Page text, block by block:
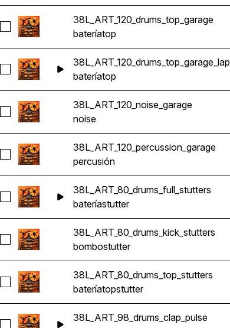
Seleccionar 38L_ART_120_drums_top_garage
38L_ART_120_drums_top_garage
bateríatop
Seleccionar 38L_ART_120_drums_top_garage_lap
38L_ART_120_drums_top_garage_lap
bateríatop
Seleccionar 38L_ART_120_noise_garage
38L_ART_120_noise_garage
noise
Seleccionar 38L_ART_120_percussion_garage
38L_ART_120_percussion_garage
percusión
Seleccionar 38L_ART_80_drums_full_stutters
38L_ART_80_drums_full_stutters
bateríastutter
Seleccionar 38L_ART_80_drums_kick_stutters
38L_ART_80_drums_kick_stutters
bombostutter
Seleccionar 38L_ART_80_drums_top_stutters
38L_ART_80_drums_top_stutters
bateríatopstutter
Seleccionar 38L_ART_98_drums_clap_pulse
38L_ART_98_drums_clap_pulse